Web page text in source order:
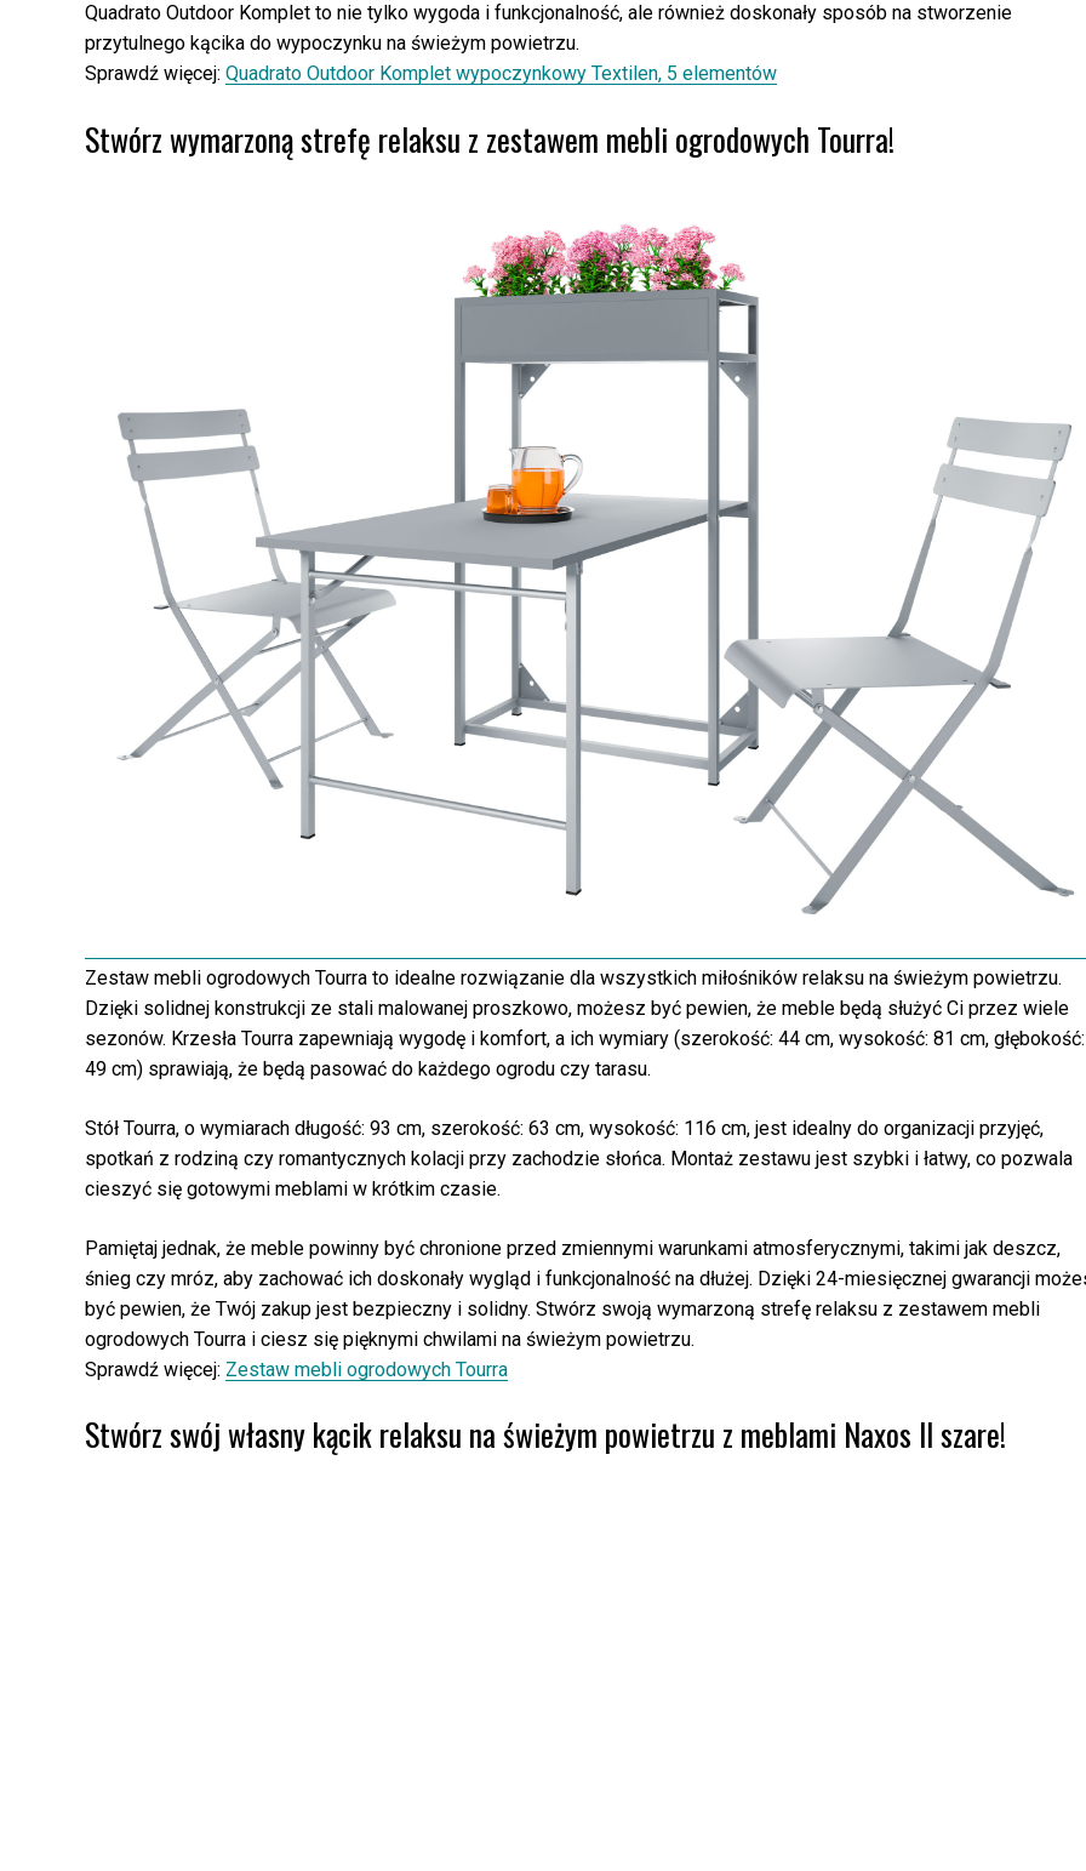
Quadrato Outdoor Komplet to nie tylko wygoda i funkcjonalność, ale również doskonały sposób na stworzenie
przytulnego kącika do wypoczynku na świeżym powietrzu.
Sprawdź więcej: Quadrato Outdoor Komplet wypoczynkowy Textilen, 5 elementów
Stwórz wymarzoną strefę relaksu z zestawem mebli ogrodowych Tourra!
Zestaw mebli ogrodowych Tourra to idealne rozwiązanie dla wszystkich miłośników relaksu na świeżym powietrzu.
Dzięki solidnej konstrukcji ze stali malowanej proszkowo, możesz być pewien, że meble będą służyć Ci przez wiele
sezonów. Krzesła Tourra zapewniają wygodę i komfort, a ich wymiary (szerokość: 44 cm, wysokość: 81 cm, głębokość:
49 cm) sprawiają, że będą pasować do każdego ogrodu czy tarasu.
Stół Tourra, o wymiarach długość: 93 cm, szerokość: 63 cm, wysokość: 116 cm, jest idealny do organizacji przyjęć,
spotkań z rodziną czy romantycznych kolacji przy zachodzie słońca. Montaż zestawu jest szybki i łatwy, co pozwala
cieszyć się gotowymi meblami w krótkim czasie.
Pamiętaj jednak, że meble powinny być chronione przed zmiennymi warunkami atmosferycznymi, takimi jak deszcz,
śnieg czy mróz, aby zachować ich doskonały wygląd i funkcjonalność na dłużej. Dzięki 24-miesięcznej gwarancji
być pewien, że Twój zakup jest bezpieczny i solidny. Stwórz swoją wymarzoną strefę relaksu z zestawem mebli
ogrodowych Tourra i ciesz się pięknymi chwilami na świeżym powietrzu.
Sprawdź więcej: Zestaw mebli ogrodowych Tourra
Stwórz swój własny kącik relaksu na świeżym powietrzu z meblami Naxos II szare!